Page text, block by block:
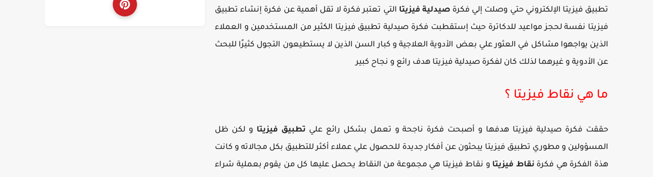
تطبيق فيزيتا الإلكتروني حتي وصلت إلي فكرة صيدلية فيزيتا التي تعتبر فكرة لا تقل أهمية عن فكرة إنشاء تطبيق
فيزيتا نفسة لحجز مواعيد للدكاترة حيث إستقطبت فكرة صيدلية تطبيق فيزيتا الكثير من المستخدمين و العملاء
الذين يواجهوا مشاكل في العثور علي بعض الأدوية العلاجية و كبار السن الذين لا يستطيعون التجول كثيرًا للبحث
عن الأدوية و غيرهما لذلك كان لفكرة صيدلية فيزيتا هدف رائع و نجاح كبير
ما هي نقاط فيزيتا ؟
حققت فكرة صيدلية فيزيتا هدفها و أصبحت فكرة ناجحة و تعمل بشكل رائع علي تطبيق فيزيتا و لكن ظل
المسؤولين و مطوري تطبيق فيزيتا يبحثون عن أفكار جديدة للحصول علي عملاء أكثر للتطبيق بكل مجالاته و كانت
هذة الفكرة هي فكرة نقاط فيزيتا و نقاط فيزيتا هي مجموعة من النقاط يحصل عليها كل من يقوم بعملية شراء